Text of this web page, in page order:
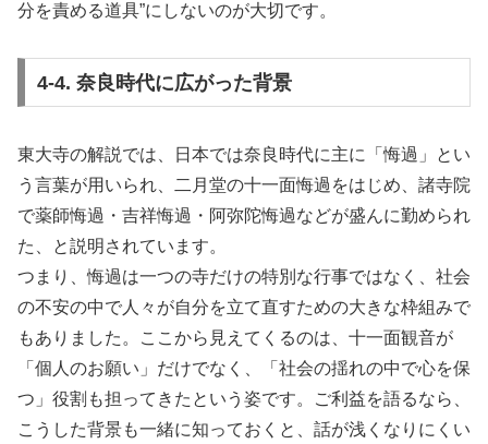
分を責める道具”にしないのが大切です。
4-4. 奈良時代に広がった背景
東大寺の解説では、日本では奈良時代に主に「悔過」とい
う言葉が用いられ、二月堂の十一面悔過をはじめ、諸寺院
で薬師悔過・吉祥悔過・阿弥陀悔過などが盛んに勤められ
た、と説明されています。
つまり、悔過は一つの寺だけの特別な行事ではなく、社会
の不安の中で人々が自分を立て直すための大きな枠組みで
もありました。ここから見えてくるのは、十一面観音が
「個人のお願い」だけでなく、「社会の揺れの中で心を保
つ」役割も担ってきたという姿です。ご利益を語るなら、
こうした背景も一緒に知っておくと、話が浅くなりにくい